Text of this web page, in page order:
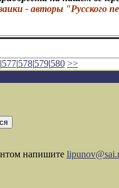
- авторы "Русского
|577|578|579|580 >>
напишите